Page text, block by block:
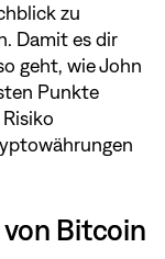
zu
Damit es dir
geht, wie John
Punkte
Bitcoin